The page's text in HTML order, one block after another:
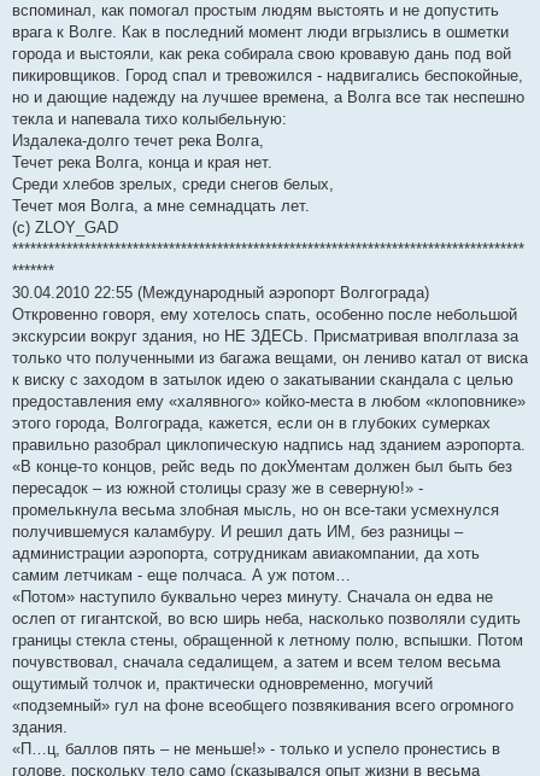
вспоминал, как помогал простым людям выстоять и не допустить
врага к Волге. Как в последний момент люди вгрызлись в ошметки
города и выстояли, как река собирала свою кровавую дань под вой
пикировщиков. Город спал и тревожился - надвигались беспокойные,
но и дающие надежду на лучшее времена, а Волга все так неспешно
текла и напевала тихо колыбельную:
Издалека-долго течет река Волга,
Течет река Волга, конца и края нет.
Среди хлебов зрелых, среди снегов белых,
Течет моя Волга, а мне семнадцать лет.
(c) ZLOY_GAD
*************************************************************************************
*******
30.04.2010 22:55 (Международный аэропорт Волгограда)
Откровенно говоря, ему хотелось спать, особенно после небольшой
экскурсии вокруг здания, но НЕ ЗДЕСЬ. Присматривая вполглаза за
только что полученными из багажа вещами, он лениво катал от виска
к виску с заходом в затылок идею о закатывании скандала с целью
предоставления ему «халявного» койко-места в любом «клоповнике»
этого города, Волгограда, кажется, если он в глубоких сумерках
правильно разобрал циклопическую надпись над зданием аэропорта.
«В конце-то концов, рейс ведь по докУментам должен был быть без
пересадок – из южной столицы сразу же в северную!» -
промелькнула весьма злобная мысль, но он все-таки усмехнулся
получившемуся каламбуру. И решил дать ИМ, без разницы –
администрации аэропорта, сотрудникам авиакомпании, да хоть
самим летчикам - еще полчаса. А уж потом…
«Потом» наступило буквально через минуту. Сначала он едва не
ослеп от гигантской, во всю ширь неба, насколько позволяли судить
границы стекла стены, обращенной к летному полю, вспышки. Потом
почувствовал, сначала седалищем, а затем и всем телом весьма
ощутимый толчок и, практически одновременно, могучий
«подземный» гул на фоне всеобщего позвякивания всего огромного
здания.
«П…ц, баллов пять – не меньше!» - только и успело пронестись в
голове, поскольку тело само (сказывался опыт жизни в весьма